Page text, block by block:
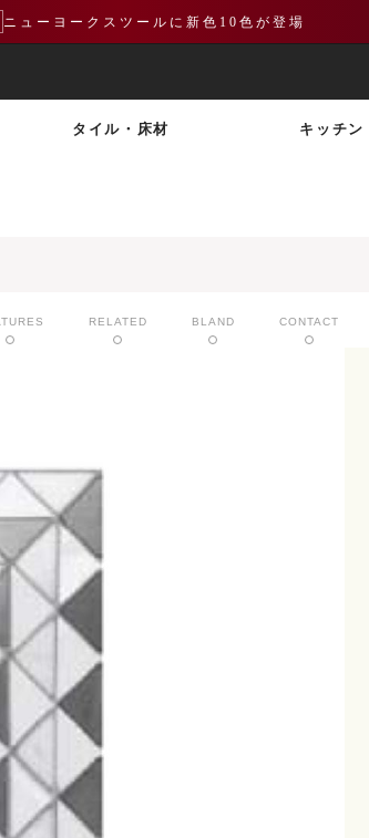
ニューヨークスツールに新色10色が登場
タイル・床材 キッチン
RELATED BLAND CONTACT